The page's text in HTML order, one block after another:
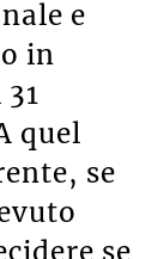
e
in
quel
se
se